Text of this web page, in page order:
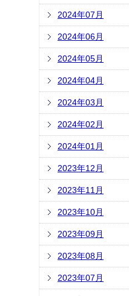
2024年07月
2024年06月
2024年05月
2024年04月
2024年03月
2024年02月
2024年01月
2023年12月
2023年11月
2023年10月
2023年09月
2023年08月
2023年07月